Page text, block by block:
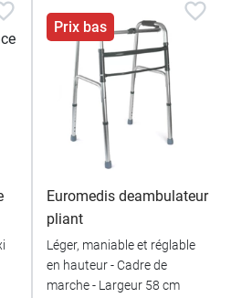
la
canne de marche
avec poignée ergonomique.
Prix bas
Euromedis deambulateur
pliant
Léger, maniable et réglable
en hauteur - Cadre de
marche - Largeur 58 cm